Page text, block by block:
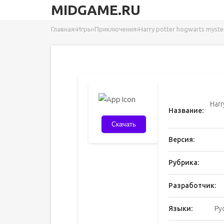
MIDGAME.RU
Главная›Игры›Приключения›Harry potter hogwarts
Скачать
Название:
Версия:
Рубрика:
Разработчик:
Языки: